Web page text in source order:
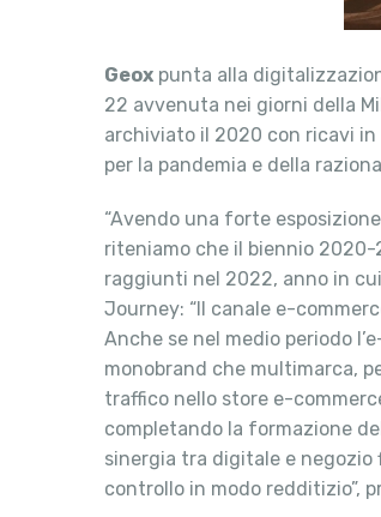
Geox punta alla
22 avvenuta nei giorni della
archiviato il 2020 con ricavi in
per la pandemia e della
“Avendo una forte
riteniamo che il biennio 2020-
raggiunti nel 2022, anno in
Journey: “Il canale e-
Anche se nel medio periodo
monobrand che multimarca,
traffico nello store e-
completando la formazione
sinergia tra digitale e
controllo in modo redditizio”,